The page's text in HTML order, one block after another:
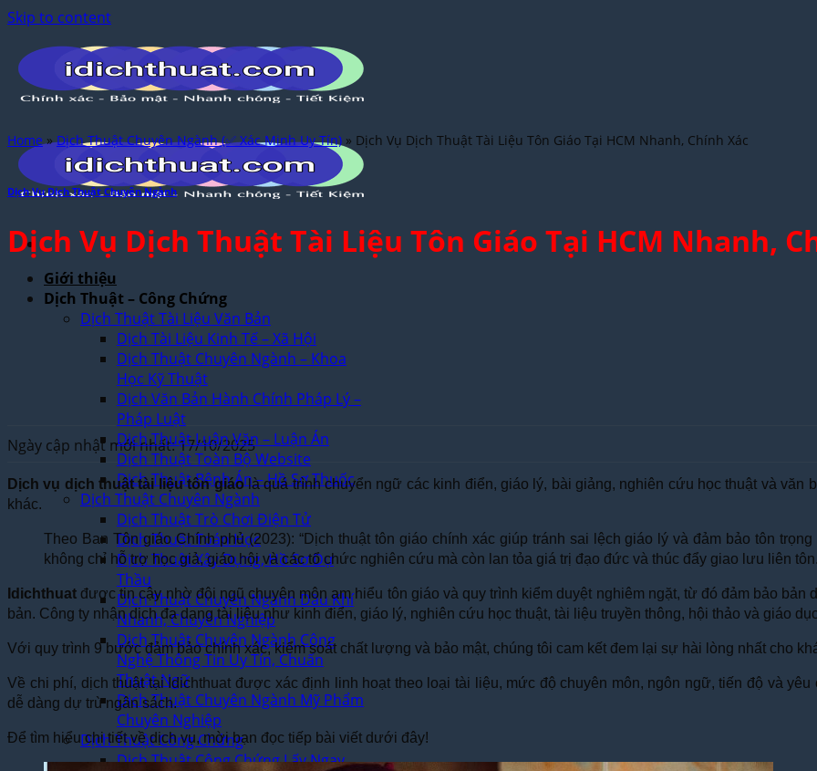
Skip to content
Giới thiệu
Dịch Thuật – Công Chứng
Dịch Thuật Tài Liệu Văn Bản
Dịch Tài Liệu Kinh Tế – Xã Hội
Dịch Thuật Chuyên Ngành – Khoa
Học Kỹ Thuật
Dịch Văn Bản Hành Chính Pháp Lý –
Pháp Luật
Dịch Thuật Luận Văn – Luận Án
Dịch Thuật Toàn Bộ Website
Dịch Thuật Bệnh Án – Hồ Sơ Thuốc
Dịch Thuật Chuyên Ngành
Dịch Thuật Trò Chơi Điện Tử
Dịch Thuật Toán Học
Dịch Thuật Xây Dựng, Hồ Sơ Dự
Thầu
Dịch Thuật Chuyên Ngành Dầu Khí
Nhanh, Chuyên Nghiệp
Dịch Thuật Chuyên Ngành Công
Nghệ Thông Tin Uy Tín, Chuẩn
Thuật Ngữ
Dịch Thuật Chuyên Ngành Mỹ Phẩm
Chuyên Nghiệp
Dịch Thuật Công Chứng
Dịch Thuật Công Chứng Lấy Ngay
Home»Dịch Thuật Chuyên Ngành (✅ Xác Minh Uy Tín) » Dịch Vụ Dịch Thuật Tài Liệu Tôn Giáo Tại HCM Nhanh, Chính Xác
Dịch Vụ Dịch Thuật Chuyên Ngành
Dịch Vụ Dịch Thuật Tài Liệu Tôn Giáo Tại HCM Nhanh,
Ngày cập nhật mới nhất: 17/10/2025
Dịch vụ dịch thuật tài liệu tôn giáolà quá trình chuyển ngữ các kinh điển, giáo lý, bài giảng, nghiên cứu học thuật và
khác.
Theo Ban Tôn giáo Chính phủ (2023): “Dịch thuật tôn giáo chính xác giúp tránh sai lệch giáo lý và đảm bảo tôn
không chỉ hỗ trợ học giả, giáo hội và các tổ chức nghiên cứu mà còn lan tỏa giá trị đạo đức và thúc đẩy giao lưu liên
Idichthuat được tin cậy nhờ đội ngũ chuyên môn am hiểu tôn giáo và quy trình kiểm duyệt nghiêm ngặt, từ đó đảm bảo bản
bản. Công ty nhận dịch đa dạng tài liệu như kinh điển, giáo lý, nghiên cứu học thuật, tài liệu truyền thông, hội thảo và giáo
Với quy trình 9 bước đảm bảo chính xác, kiểm soát chất lượng và bảo mật, chúng tôi cam kết đem lại sự hài lòng nhất cho
Về chi phí, dịch thuật tại Idichthuat được xác định linh hoạt theo loại tài liệu, mức độ chuyên môn, ngôn ngữ, tiến độ và
dễ dàng dự trù ngân sách.
Để tìm hiểu chi tiết về dịch vụ, mời bạn đọc tiếp bài viết dưới đây!